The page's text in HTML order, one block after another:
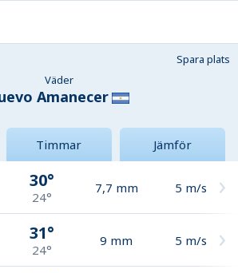
Spara plats
Väder
Amanecer
Timmar Jämför
30°
24°
7,7 mm 5 m/s
31°
24°
9 mm 5 m/s